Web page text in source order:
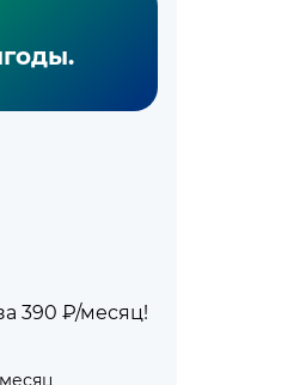
390 ₽/месяц!